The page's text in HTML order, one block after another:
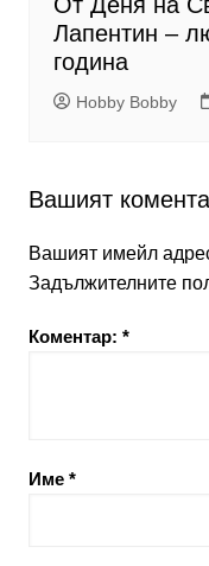
Лапентин –
година
Hobby Bobby
Вашият
Вашият имейл
Задължителните
Коментар: *
Име *